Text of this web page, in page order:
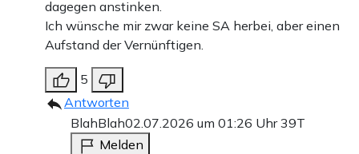
dagegen anstinken.
Ich wünsche mir zwar keine SA herbei, aber einen
Aufstand der Vernünftigen.
5
Antworten
BlahBlah02.07.2026 um 01:26 Uhr39T
Melden